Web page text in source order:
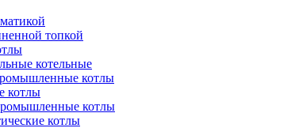
топкой
котельные
котлы
котлы
котлы
котлы